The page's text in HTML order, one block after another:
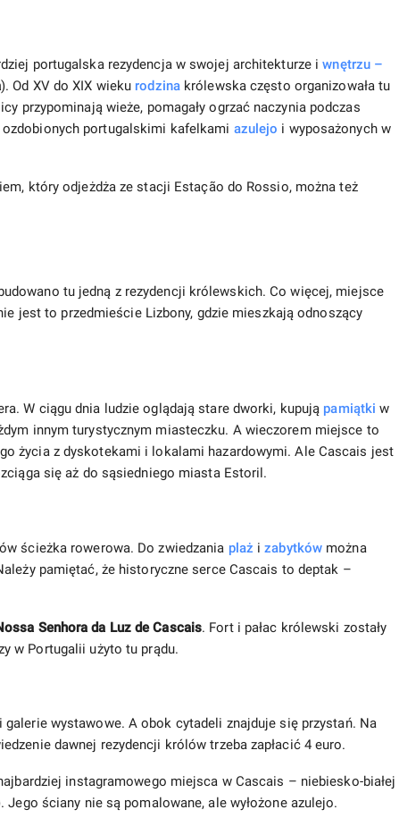
portugalska rezydencja w swojej architekturze iwnętrzu –
). Od XV do XIX wieku rodzinakrólewska często organizowała tu
przypominają wieże, pomagały ogrzać naczynia podczas
portugalskimi kafelkami azulejo i wyposażonych w
który odjeżdża ze stacji Estação do Rossio, można też
tu jedną z rezydencji królewskich. Co więcej, miejsce
jest to przedmieście Lizbony, gdzie mieszkają odnoszący
W ciągu dnia ludzie oglądają stare dworki, kupują pamiątki w
innym turystycznym miasteczku. A wieczorem miejsce to
życia z dyskotekami i lokalami hazardowymi. Ale Cascais jest
się aż do sąsiedniego miasta Estoril.
ścieżka rowerowa. Do zwiedzania plaż izabytków można
pamiętać, że historyczne serce Cascais to deptak –
Senhora da Luz de Cascais. Fort i pałac królewski zostały
w Portugalii użyto tu prądu.
i galerie wystawowe. A obok cytadeli znajduje się przystań. Na
dawnej rezydencji królów trzeba zapłacić 4 euro.
instagramowego miejsca w Cascais – niebiesko-białej
Jego ściany nie są pomalowane, ale wyłożone azulejo.